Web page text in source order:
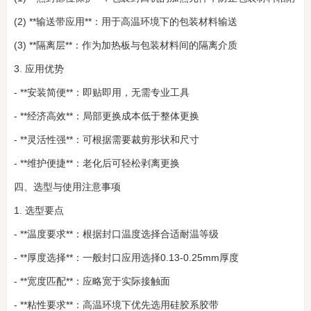
(2) **输送带应用**：用于高温环境下的包装材料输送
(3) **隔离层**：作为加热板与包装材料间的隔离介质
3. 应用优势
- **安装简便**：即贴即用，无需专业工具
- **经济高效**：局部更换成本低于整体更换
- **灵活性强**：可根据需要裁剪形状和尺寸
- **维护便捷**：老化后可轻松剥离更换
四、选型与使用注意事项
1. 选型要点
- **温度要求**：根据封口温度选择合适耐温等级
- **厚度选择**：一般封口应用选择0.13-0.25mm厚度
- **宽度匹配**：应略宽于实际接触面
- **粘性要求**：高温环境下优先选用硅胶系胶带